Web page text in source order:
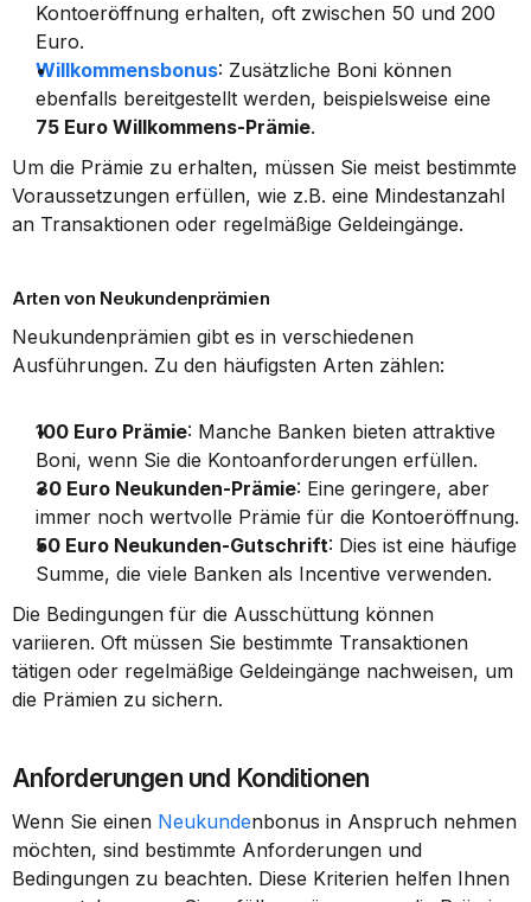
Kontoeröffnung erhalten, oft zwischen 50 und 200
Euro.
Willkommensbonus: Zusätzliche Boni können
75 Euro Willkommens-Prämie.
Um die Prämie zu erhalten, müssen Sie meist bestimmte
Voraussetzungen erfüllen, wie z.B. eine Mindestanzahl
an Transaktionen oder regelmäßige Geldeingänge.
Arten von Neukundenprämien
Neukundenprämien gibt es in verschiedenen
Ausführungen. Zu den häufigsten Arten zählen:
100 Euro Prämie: Manche Banken bieten attraktive
Boni, wenn Sie die Kontoanforderungen erfüllen.
30 Euro Neukunden-Prämie: Eine geringere, aber
immer noch wertvolle Prämie für die Kontoeröffnung.
50 Euro Neukunden-Gutschrift: Dies ist eine häufige
Summe, die viele Banken als Incentive verwenden.
Die Bedingungen für die Ausschüttung können
variieren. Oft müssen Sie bestimmte Transaktionen
tätigen oder regelmäßige Geldeingänge nachweisen, um
die Prämien zu sichern.
Anforderungen und Konditionen
Wenn Sie einen Neukundenbonus in Anspruch nehmen
möchten, sind bestimmte Anforderungen und
Bedingungen zu beachten. Diese Kriterien helfen Ihnen